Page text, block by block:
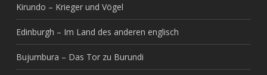
Kirundo – Krieger und Vögel
Edinburgh – Im Land des anderen englisch
Bujumbura – Das Tor zu Burundi